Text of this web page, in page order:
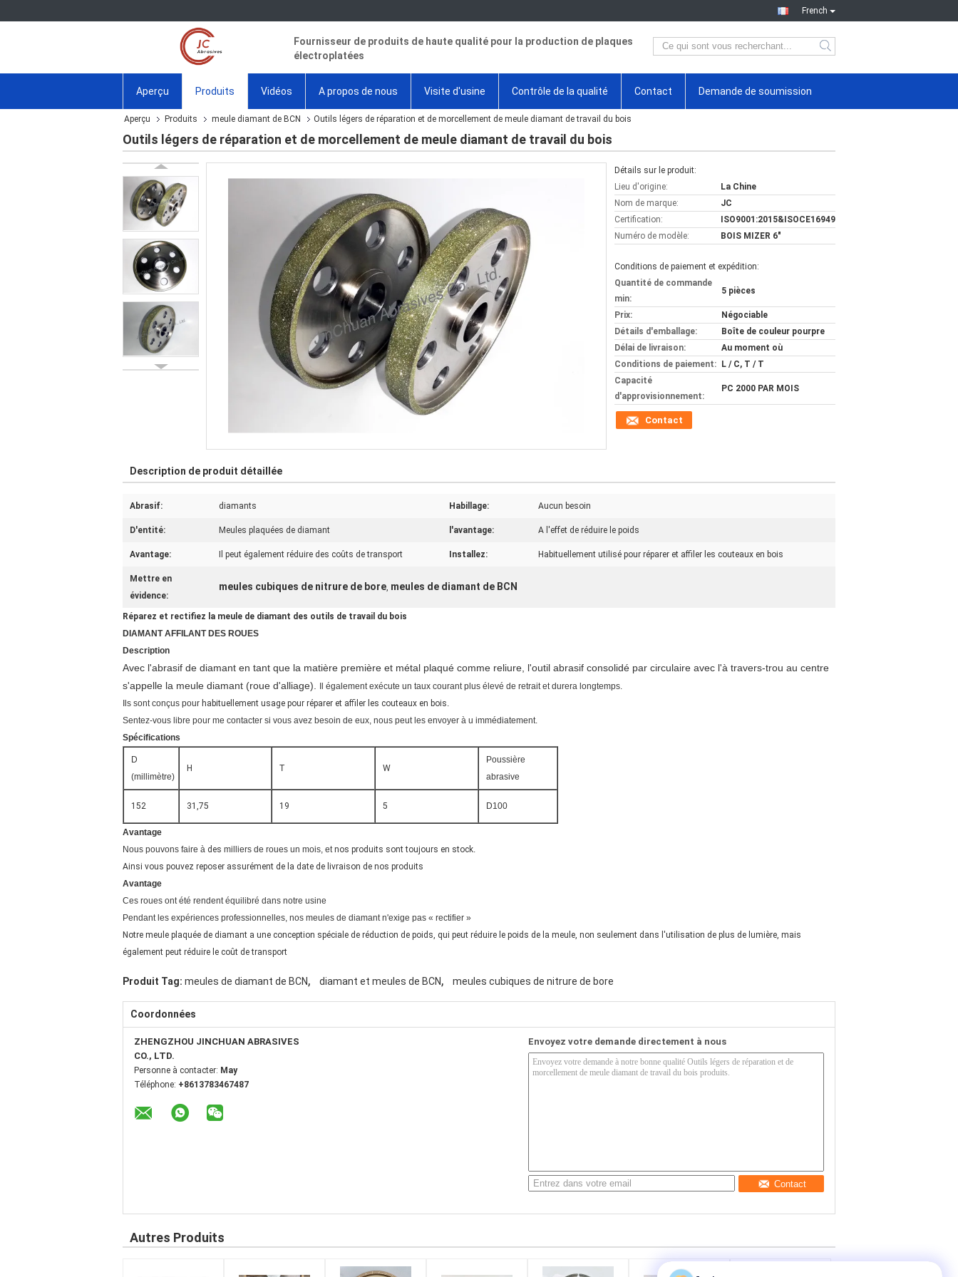
French
Fournisseur de produits de haute qualité pour la production de plaques
électroplatées
Aperçu Produits Vidéos A propos de nous Visite d'usine Contrôle de la qualité Contact Demande de soumission
Aperçu Produits meule diamant de BCN Outils légers de réparation et de morcellement de meule diamant de travail du bois
Outils légers de réparation et de morcellement de meule diamant de travail du bois
Détails sur le produit:
Lieu d'origine:
La Chine
Nom de marque:
JC
Certification:
ISO9001:2015&ISOCE16949
Numéro de modèle:
BOIS MIZER 6"
Conditions de paiement et expédition:
Quantité de commande
min:
5 pièces
Prix:
Négociable
Détails d'emballage:
Boîte de couleur pourpre
Délai de livraison:
Au moment où
Conditions de paiement:
L / C, T / T
Capacité
d'approvisionnement:
PC 2000 PAR MOIS
Contact
Description de produit détaillée
Abrasif: diamants Habillage: Aucun besoin
D'entité: Meules plaquées de diamant l'avantage: A l'effet de réduire le poids
Avantage: Il peut également réduire des coûts de transport Installez: Habituellement utilisé pour réparer et affiler les couteaux en bois
Mettre en
évidence:
meules cubiques de nitrure de bore, meules de diamant de BCN
Réparez et rectifiez la meule de diamant des outils de travail du bois
DIAMANT AFFILANT DES ROUES
Description
Avec l'abrasif de diamant en tant que la matière première et métal plaqué comme reliure, l'outil abrasif consolidé par circulaire avec l'à travers-trou au centre
s'appelle la meule diamant (roue d'alliage).
Il également exécute un taux courant plus élevé de retrait et durera longtemps.
Ils sont conçus pour habituellement usage pour réparer et affiler les couteaux en bois.
Sentez-vous libre pour me contacter si vous avez besoin de eux, nous peut les envoyer à u immédiatement.
Spécifications
D
(millimètre)
H T W
Poussière
abrasive
152 31,75 19 5 D100
Avantage
Nous pouvons faire à des milliers de roues un mois, etnos produits sont toujours en stock.
Ainsi vous pouvez reposer assurément de la date de livraison de nos produits
Avantage
Ces roues ont été rendent équilibré dans notre usine
Pendant les expériences professionnelles, nos meules de diamant n'exige pas « rectifier »
Notre meule plaquée de diamant a une conception spéciale de réduction de poids, qui peut réduire le poids de la meule, non seulement dans l'utilisation de plus de lumière, mais
également peut réduire le coût de transport
Produit Tag: meules de diamant de BCN, diamant et meules de BCN, meules cubiques de nitrure de bore
Coordonnées
ZHENGZHOU JINCHUAN ABRASIVES
CO., LTD.
Personne à contacter: May
Téléphone: +8613783467487
Envoyez votre demande directement à nous
Contact
Autres Produits